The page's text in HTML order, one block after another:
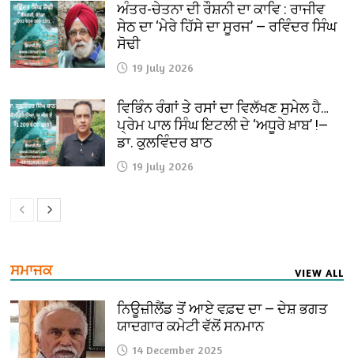
ਅੰਤਰ-ਚੇਤਨਾ ਦੀ ਰੌਸ਼ਨੀ ਦਾ ਕਾਵਿ : ਰਾਜੀਵ
ਸੇਠ ਦਾ ‘ਮੇਰੇ ਹਿੱਸੇ ਦਾ ਸੂਰਜ’ — ਰਵਿੰਦਰ ਸਿੰਘ
ਸੋਢੀ
19 July 2026
ਵਿਭਿੰਨ ਰੰਗਾਂ ਤੇ ਰਸਾਂ ਦਾ ਵਿਲੱਖਣ ਸੁਮੇਲ ਹੈ…
ਪ੍ਰੇਮ ਪਾਲ ਸਿੰਘ ਇਟਲੀ ਦੇ ‘ਅਧੂਰੇ ਖ਼ਾਬ’ !—
ਡਾ. ਕੁਲਵਿੰਦਰ ਬਾਠ
19 July 2026
ਸਮਾਜਕ VIEW ALL
ਨਿਊਜ਼ੀਲੈਂਡ ਤੋਂ ਆਏ ਵਫ਼ਦ ਦਾ — ਦੇਸ਼ ਭਗਤ
ਯਾਦਗਾਰ ਕਮੇਟੀ ਵੱਲੋਂ ਸਨਮਾਨ
14 December 2025